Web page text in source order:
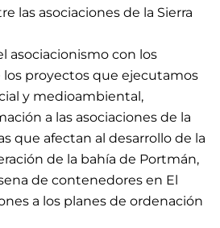
las asociaciones de la Sierra
asociacionismo con los
proyectos que ejecutamos
y medioambiental,
a las asociaciones de la
que afectan al desarrollo de la
de la bahía de Portmán,
de contenedores en El
a los planes de ordenación